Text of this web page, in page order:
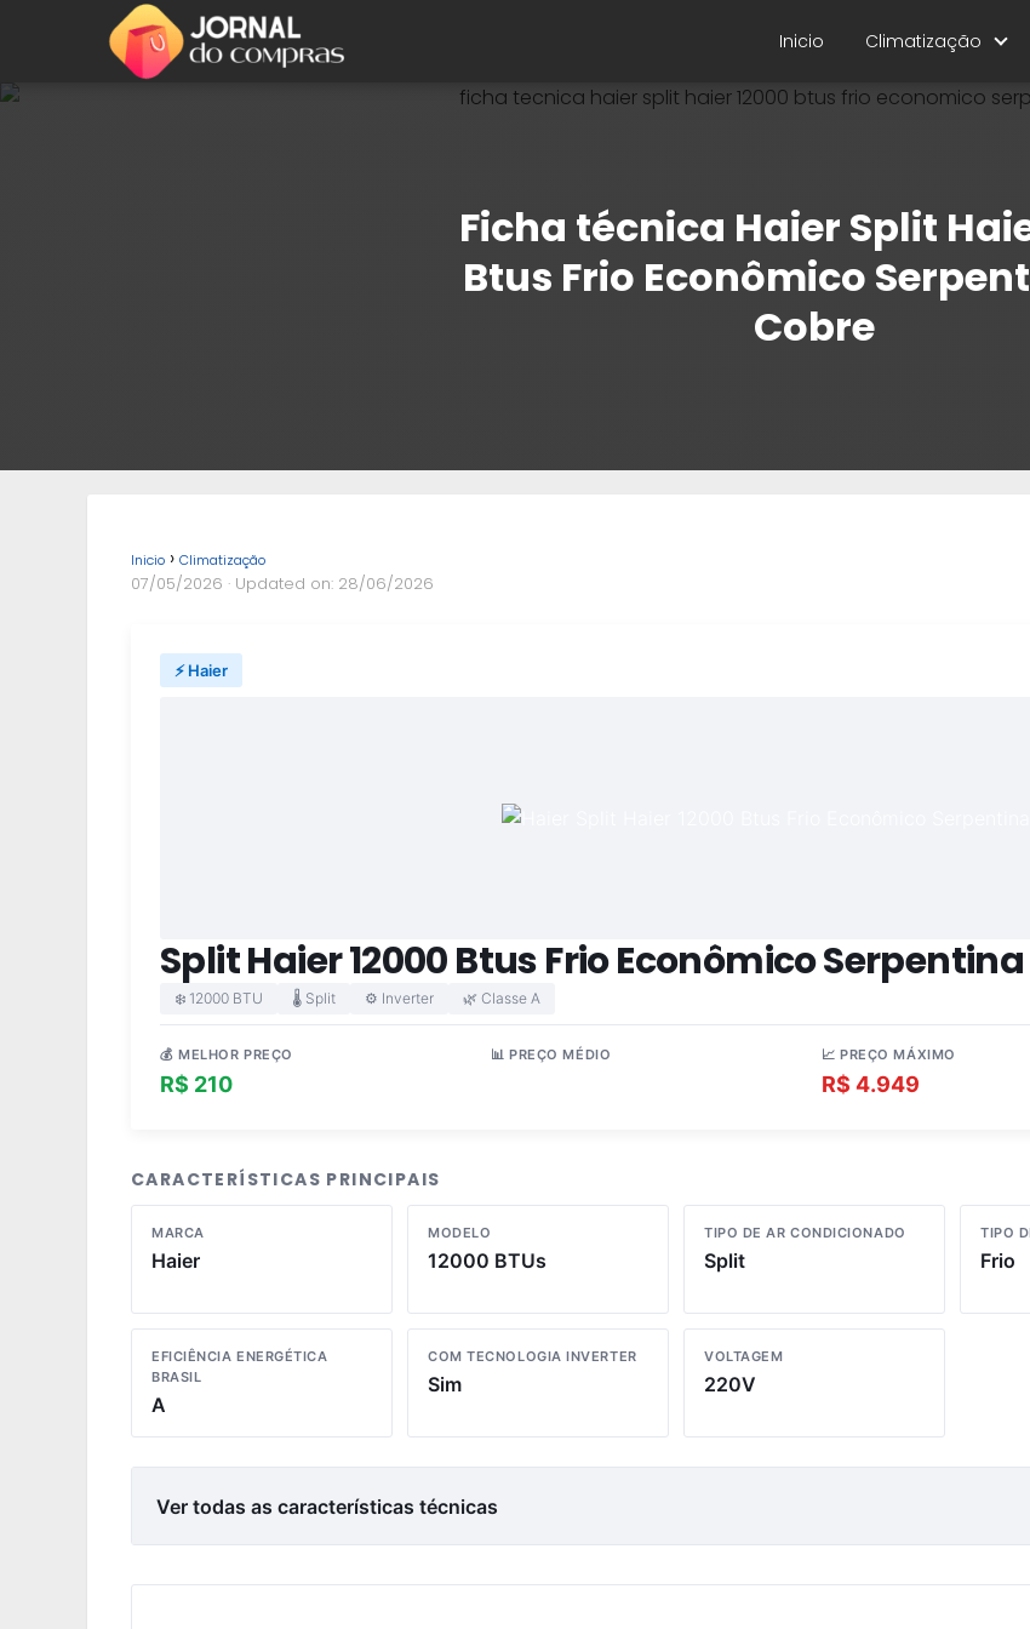
Inicio Climatização
Ficha técnica Haier Split
Btus Frio Econômico
Cobre
Inicio Climatização
07/05/2026 · Updated on: 28/06/2026
⚡ Haier
Split Haier 12000 Btus Frio Econômico
❄️ 12000 BTU 🌡️ Split ⚙️ Inverter 🌿 Classe A
💰 MELHOR PREÇO
R$ 210
📊 PREÇO MÉDIO 📈 PREÇO MÁXIMO
R$ 4.949
CARACTERÍSTICAS PRINCIPAIS
MARCA
Haier
MODELO
12000 BTUs
TIPO DE AR CONDICIONADO
Split
TIPO
Frio
EFICIÊNCIA ENERGÉTICA
BRASIL
A
COM TECNOLOGIA INVERTER
Sim
VOLTAGEM
220V
Ver todas as características técnicas